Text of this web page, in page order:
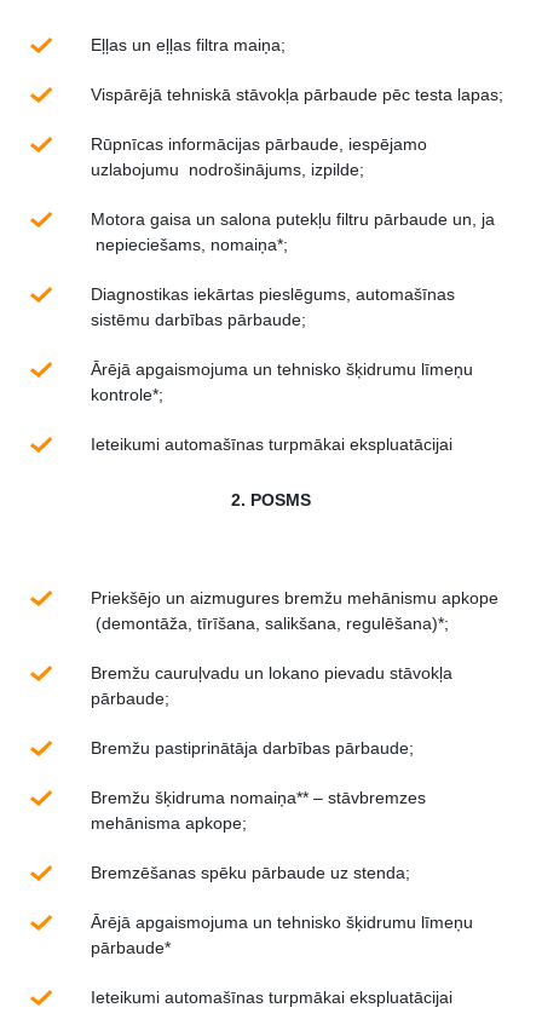
Eļļas un eļļas filtra maiņa;
Vispārējā tehniskā stāvokļa pārbaude pēc testa lapas;
Rūpnīcas informācijas pārbaude, iespējamo
uzlabojumu nodrošinājums, izpilde;
Motora gaisa un salona putekļu filtru pārbaude un, ja
nepieciešams, nomaiņa*;
Diagnostikas iekārtas pieslēgums, automašīnas
sistēmu darbības pārbaude;
Ārējā apgaismojuma un tehnisko šķidrumu līmeņu
kontrole*;
Ieteikumi automašīnas turpmākai ekspluatācijai
2. POSMS
Priekšējo un aizmugures bremžu mehānismu apkope
(demontāža, tīrīšana, salikšana, regulēšana)*;
Bremžu cauruļvadu un lokano pievadu stāvokļa
pārbaude;
Bremžu pastiprinātāja darbības pārbaude;
Bremžu šķidruma nomaiņa** – stāvbremzes
mehānisma apkope;
Bremzēšanas spēku pārbaude uz stenda;
Ārējā apgaismojuma un tehnisko šķidrumu līmeņu
pārbaude*
Ieteikumi automašīnas turpmākai ekspluatācijai